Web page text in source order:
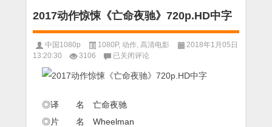
2017动作惊悚《亡命夜驰》720p.HD中字
中国1080p 1080P, 动作 高清电影
2018年1月05日
13:20:30
3106
2017
作
《亡
命
已关闭评论
◎译 名 亡命夜驰
◎片 名 Wheelman